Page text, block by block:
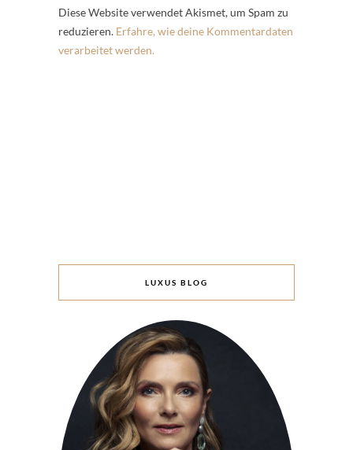
Diese Website verwendet Akismet, um Spam zu
reduzieren. Erfahre, wie deine Kommentardaten
verarbeitet werden.
LUXUS BLOG